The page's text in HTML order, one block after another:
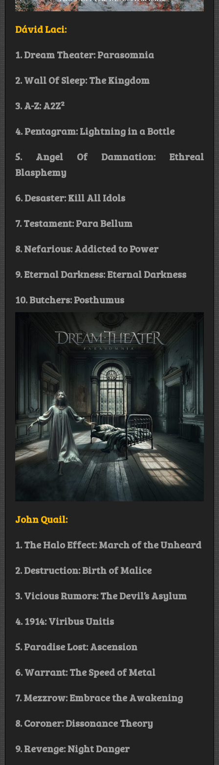
Dávid Laci:
1. Dream Theater: Parasomnia
2. Wall Of Sleep: The Kingdom
3. A-Z: A2Z²
4. Pentagram: Lightning in a Bottle
5. Angel Of Damnation: Ethreal
Blasphemy
6. Desaster: Kill All Idols
7. Testament: Para Bellum
8. Nefarious: Addicted to Power
9. Eternal Darkness: Eternal Darkness
10. Butchers: Posthumus
John Quail:
1. The Halo Effect: March of the Unheard
2. Destruction: Birth of Malice
3. Vicious Rumors: The Devil’s Asylum
4. 1914: Viribus Unitis
5. Paradise Lost: Ascension
6. Warrant: The Speed of Metal
7. Mezzrow: Embrace the Awakening
8. Coroner: Dissonance Theory
9. Revenge: Night Danger